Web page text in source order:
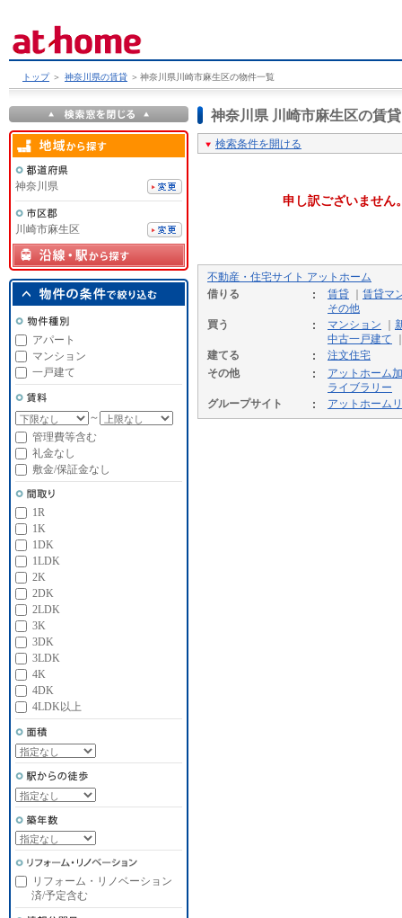
トップ ＞ 神奈川県の賃貸 ＞ 神奈川県川崎市麻生区の物件一覧
神奈川県 川崎市麻生区の賃
検索条件を開ける
申し訳ございません
不動産・住宅サイト アットホーム
借りる
賃貸
賃貸マ
その他
買う
マンション
中古一戸建て
建てる
注文住宅
その他
アットホーム
ライブラリー
グループサイト
アットホーム
神奈川県
川崎市麻生区
アパート
マンション
一戸建て
～
管理費等含む
礼金なし
敷金/保証金なし
1R
1K
1DK
1LDK
2K
2DK
2LDK
3K
3DK
3LDK
4K
4DK
4LDK以上
リフォーム・リノベーション
済/予定含む